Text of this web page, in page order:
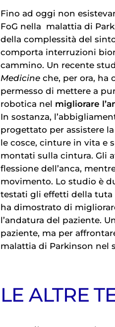
Fino ad oggi non
FoG nella malattia di
della complessità del
comporta interruzioni
cammino. Un recente
Medicine che, per ora, ha
permesso di mettere a
robotica nel migliorare
In sostanza,
progettato per assistere
le cosce, cinture in vita e
montati sulla cintura. Gli
flessione dell’anca,
movimento. Lo studio è
testati gli effetti della tuta
ha dimostrato di
l’andatura del paziente.
paziente, ma per
malattia di Parkinson nel
LE ALTRE